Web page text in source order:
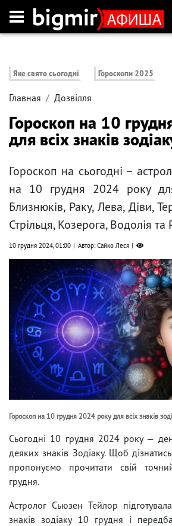
Яке свято сьогодні Гороскопи 2025
Главная Дозвілля
Гороскоп на 10
для всіх знаків
Гороскоп на сьогодні –
на 10 грудня 2024 року
Близнюків, Раку, Лева, Діви,
Стрільця, Козерога, Водолія та
10 грудня 2024, 01:00 Автор: Сайко Леся
Гороскоп на 10 грудня 2024 року для всіх знаків
Сьогодні 10 грудня 2024 року —
деяких знаків Зодіаку. Щоб
пропонуємо прочитати свій
грудня.
Астролог Сьюзен Тейлор підготувала
знаків зодіаку 10 грудня і